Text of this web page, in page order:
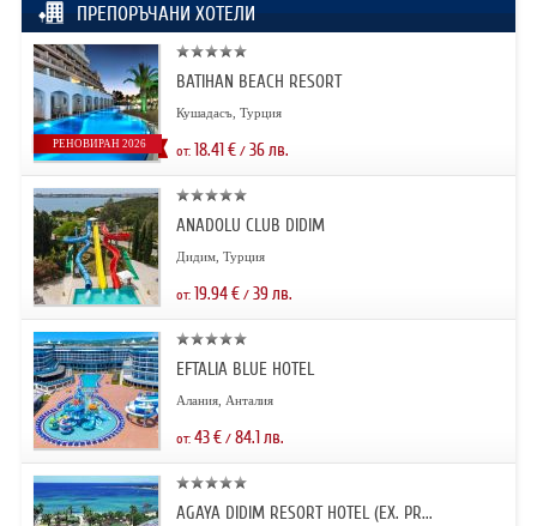
ПРЕПОРЪЧАНИ ХОТЕЛИ
РЕНОВИРАН 2026
BATIHAN BEACH RESORT
Кушадасъ, Турция
от: 18.41€/ 36лв.
ANADOLU CLUB DIDIM
Дидим, Турция
от: 19.94€/ 39 лв.
EFTALIA BLUE HOTEL
Алания, Анталия
от: 43€/ 84.1лв.
AGAYA DIDIM RESORT HOTEL (EX. PR...